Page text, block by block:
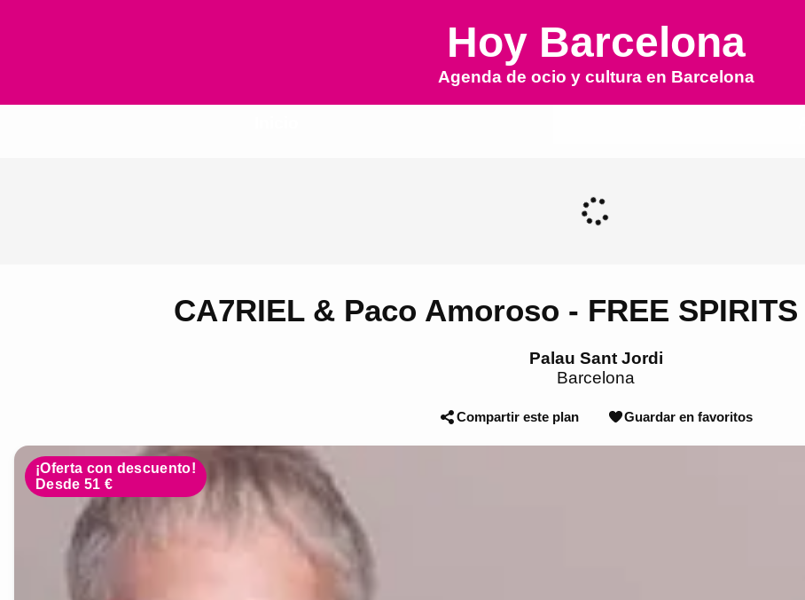
Hoy Barcelona
Agenda de ocio y cultura en Barcelona
CA7RIEL & Paco Amoroso - FREE SPIRITS
Palau Sant Jordi
Barcelona
Compartir este plan Guardar en favoritos
¡Oferta con descuento!
Desde 51 €